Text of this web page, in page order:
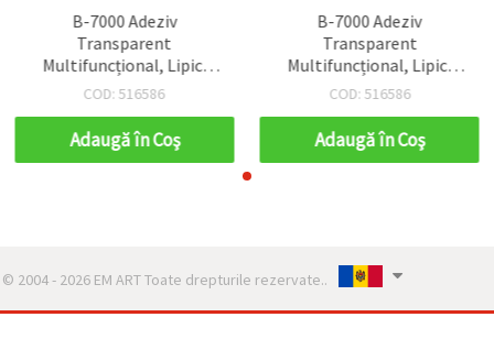
B-7000 Adeziv
Transparent
Multifuncțional, Lipici
Monocomponent pentru
COD: 516586
Adaugă în Coş
B-7000 Adeziv
Transparent
Multifuncțional, Lipici
Monocomponent pentru
COD: 516586
Adaugă în Coş
© 2004 - 2026 EM ART Toate drepturile rezervate..